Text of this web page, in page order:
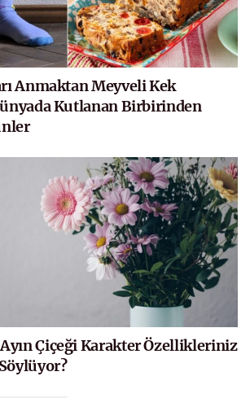
Anmaktan Meyveli Kek
Kutlanan Birbirinden
Çiçeği Karakter Özellikleriniz